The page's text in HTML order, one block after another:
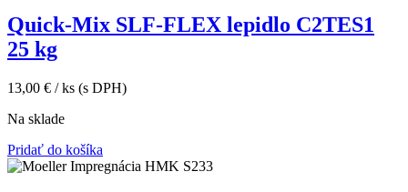
Quick-Mix SLF-FLEX lepidlo C2TES1
25 kg
13,00 € / ks (s DPH)
Na sklade
Pridať do košíka